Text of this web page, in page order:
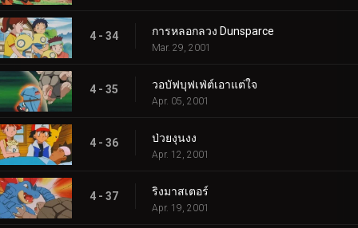
4 - 34 การหลอกลวง Dunsparce
Mar. 29, 2001
4 - 35 วอบัฟบุฟเฟ่ต์เอาแต่ใจ
Apr. 05, 2001
4 - 36 ป่วยงุนงง
Apr. 12, 2001
4 - 37 ริงมาสเตอร์
Apr. 19, 2001